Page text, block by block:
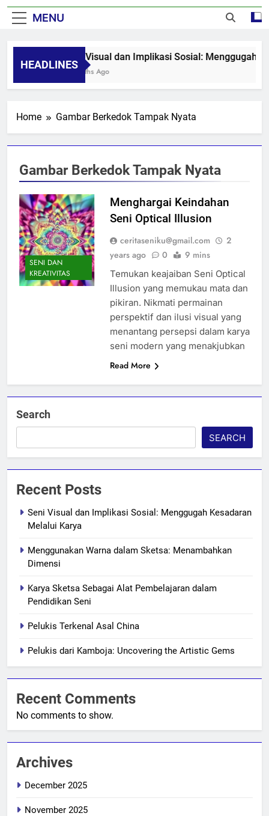
MENU
HEADLINES
Seni Visual dan Implikasi Sosial: Menggugah
8 Months Ago
Home Gambar Berkedok Tampak Nyata
Gambar Berkedok Tampak Nyata
SENI DAN
KREATIVITAS
Menghargai Keindahan
Seni Optical Illusion
ceritaseniku@gmail.com
2
years ago
0 9 mins
Temukan keajaiban Seni Optical
Illusion yang memukau mata dan
pikiran. Nikmati permainan
perspektif dan ilusi visual yang
menantang persepsi dalam karya
seni modern yang menakjubkan
Read More
Search
SEARCH
Recent Posts
Seni Visual dan Implikasi Sosial: Menggugah Kesadaran
Melalui Karya
Menggunakan Warna dalam Sketsa: Menambahkan
Dimensi
Karya Sketsa Sebagai Alat Pembelajaran dalam
Pendidikan Seni
Pelukis Terkenal Asal China
Pelukis dari Kamboja: Uncovering the Artistic Gems
Recent Comments
No comments to show.
Archives
December 2025
November 2025